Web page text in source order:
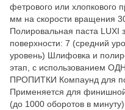
фетрового или хлопкового
мм на скорости вращения
Полировальная паста LUXI
поверхности: 7 (средний
уровень) Шлифовка и
этап, с использованием
ПРОПИТКИ Компаунд для
Применяется для
(до 1000 оборотов в